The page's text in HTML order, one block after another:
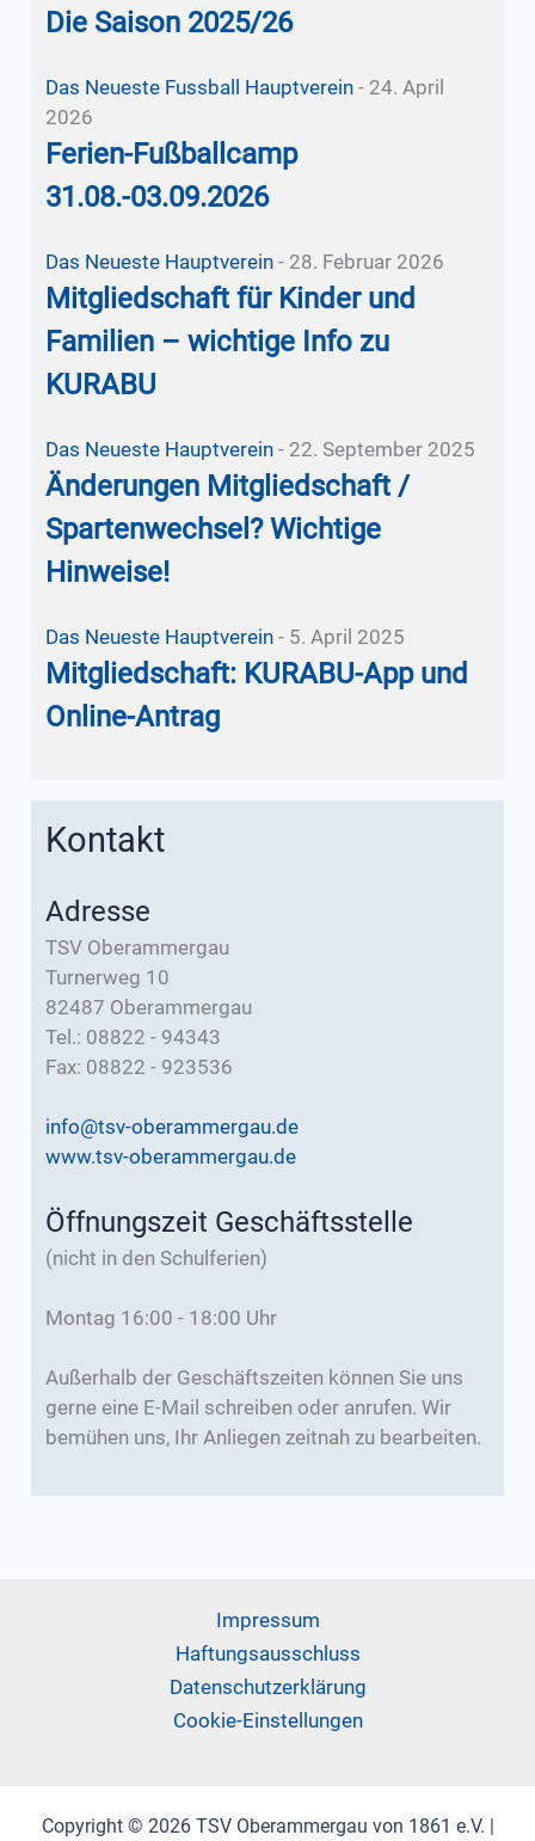
Die Saison 2025/26
Das Neueste Fussball Hauptverein- 24. April
2026
Ferien-Fußballcamp
31.08.-03.09.2026
Das Neueste Hauptverein- 28. Februar 2026
Mitgliedschaft für Kinder und
Familien – wichtige Info zu
KURABU
Das Neueste Hauptverein- 22. September 2025
Änderungen Mitgliedschaft /
Spartenwechsel? Wichtige
Hinweise!
Das Neueste Hauptverein- 5. April 2025
Mitgliedschaft: KURABU-App und
Online-Antrag
Kontakt
Adresse
TSV Oberammergau
Turnerweg 10
82487 Oberammergau
Tel.: 08822 - 94343
Fax: 08822 - 923536
info@tsv-oberammergau.de
www.tsv-oberammergau.de
Öffnungszeit Geschäftsstelle
(nicht in den Schulferien)
Montag 16:00 - 18:00 Uhr
Außerhalb der Geschäftszeiten können Sie uns
gerne eine E-Mail schreiben oder anrufen. Wir
bemühen uns, Ihr Anliegen zeitnah zu bearbeiten.
Impressum
Haftungsausschluss
Datenschutzerklärung
Cookie-Einstellungen
Copyright © 2026 TSV Oberammergau von 1861 e.V. |